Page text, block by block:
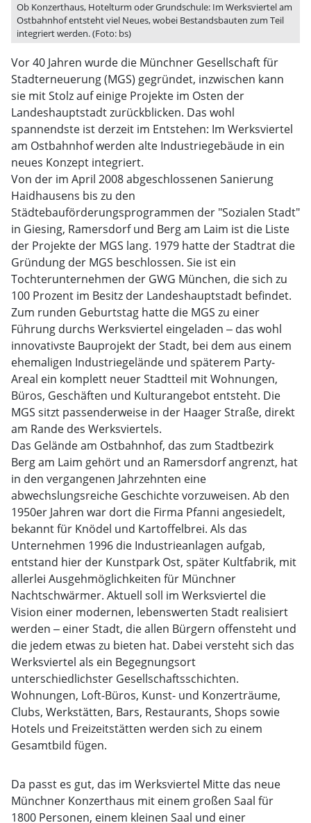
Ob Konzerthaus, Hotelturm oder Grundschule: Im Werksviertel am
Ostbahnhof entsteht viel Neues, wobei Bestandsbauten zum Teil
integriert werden. (Foto: bs)
Vor 40 Jahren wurde die Münchner Gesellschaft für
Stadterneuerung (MGS) gegründet, inzwischen kann
sie mit Stolz auf einige Projekte im Osten der
Landeshauptstadt zurückblicken. Das wohl
spannendste ist derzeit im Entstehen: Im Werksviertel
am Ostbahnhof werden alte Industriegebäude in ein
neues Konzept integriert.
Von der im April 2008 abgeschlossenen Sanierung
Haidhausens bis zu den
Städtebauförderungsprogrammen der "Sozialen Stadt"
in Giesing, Ramersdorf und Berg am Laim ist die Liste
der Projekte der MGS lang. 1979 hatte der Stadtrat die
Gründung der MGS beschlossen. Sie ist ein
Tochterunternehmen der GWG München, die sich zu
100 Prozent im Besitz der Landeshauptstadt befindet.
Zum runden Geburtstag hatte die MGS zu einer
Führung durchs Werksviertel eingeladen ‒ das wohl
innovativste Bauprojekt der Stadt, bei dem aus einem
ehemaligen Industriegelände und späterem Party-
Areal ein komplett neuer Stadtteil mit Wohnungen,
Büros, Geschäften und Kulturangebot entsteht. Die
MGS sitzt passenderweise in der Haager Straße, direkt
am Rande des Werksviertels.
Das Gelände am Ostbahnhof, das zum Stadtbezirk
Berg am Laim gehört und an Ramersdorf angrenzt, hat
in den vergangenen Jahrzehnten eine
abwechslungsreiche Geschichte vorzuweisen. Ab den
1950er Jahren war dort die Firma Pfanni angesiedelt,
bekannt für Knödel und Kartoffelbrei. Als das
Unternehmen 1996 die Industrieanlagen aufgab,
entstand hier der Kunstpark Ost, später Kultfabrik, mit
allerlei Ausgehmöglichkeiten für Münchner
Nachtschwärmer. Aktuell soll im Werksviertel die
Vision einer modernen, lebenswerten Stadt realisiert
werden ‒ einer Stadt, die allen Bürgern offensteht und
die jedem etwas zu bieten hat. Dabei versteht sich das
Werksviertel als ein Begegnungsort
unterschiedlichster Gesellschaftsschichten.
Wohnungen, Loft-Büros, Kunst- und Konzerträume,
Clubs, Werkstätten, Bars, Restaurants, Shops sowie
Hotels und Freizeitstätten werden sich zu einem
Gesamtbild fügen.
Da passt es gut, das im Werksviertel Mitte das neue
Münchner Konzerthaus mit einem großen Saal für
1800 Personen, einem kleinen Saal und einer